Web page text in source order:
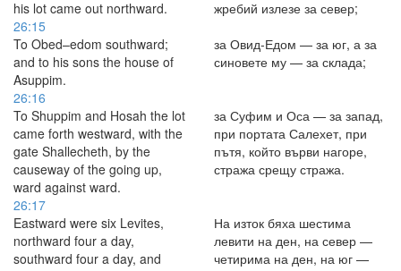
his lot came out northward.
жребий излезе за север;
26:15
To Obed–edom southward;
and to his sons the house of
Asuppim.
за Овид-Едом — за юг, а за
синовете му — за склада;
26:16
To Shuppim and Hosah the lot
came forth westward, with the
gate Shallecheth, by the
causeway of the going up,
ward against ward.
за Суфим и Оса — за запад,
при портата Салехет, при
пътя, който върви нагоре,
стража срещу стража.
26:17
Eastward were six Levites,
northward four a day,
southward four a day, and
На изток бяха шестима
левити на ден, на север —
четирима на ден, на юг —